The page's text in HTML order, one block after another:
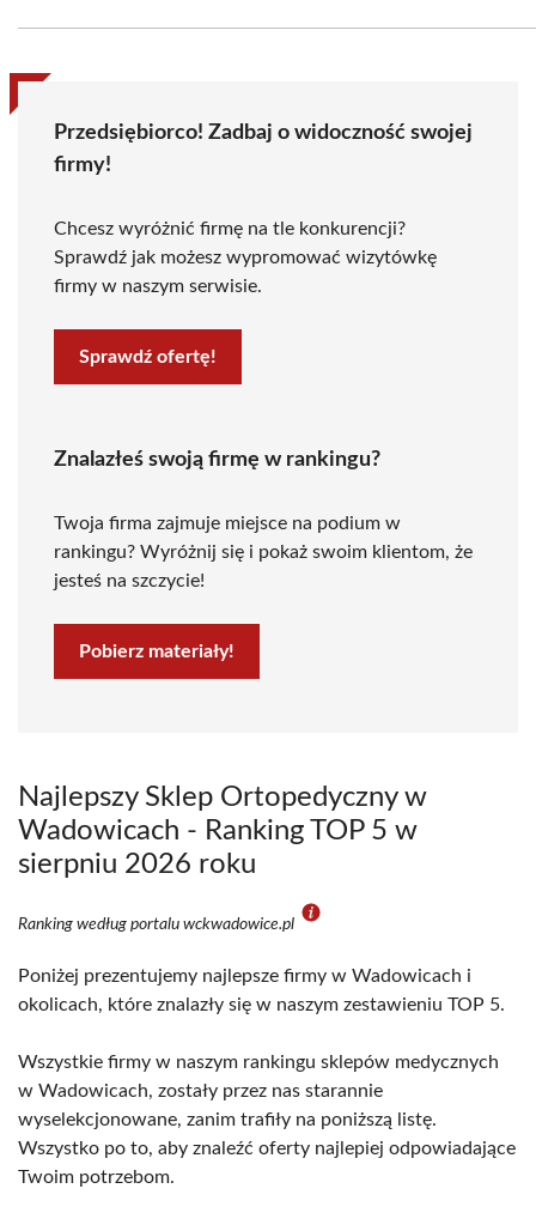
Przedsiębiorco! Zadbaj o widoczność swojej
firmy!
Chcesz wyróżnić firmę na tle konkurencji?
Sprawdź jak możesz wypromować wizytówkę
firmy w naszym serwisie.
Sprawdź ofertę!
Znalazłeś swoją firmę w rankingu?
Twoja firma zajmuje miejsce na podium w
rankingu? Wyróżnij się i pokaż swoim klientom, że
jesteś na szczycie!
Pobierz materiały!
Najlepszy Sklep Ortopedyczny w
Wadowicach - Ranking TOP 5 w
sierpniu 2026 roku
Ranking według portalu wckwadowice.pl
Poniżej prezentujemy najlepsze firmy w Wadowicach i
okolicach, które znalazły się w naszym zestawieniu TOP 5.
Wszystkie firmy w naszym rankingu sklepów medycznych
w Wadowicach, zostały przez nas starannie
wyselekcjonowane, zanim trafiły na poniższą listę.
Wszystko po to, aby znaleźć oferty najlepiej odpowiadające
Twoim potrzebom.